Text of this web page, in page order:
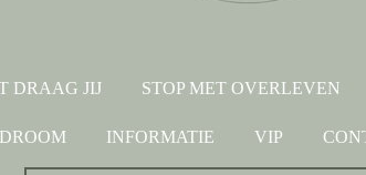
DRAAG JIJ STOP MET OVERLEVEN
INFORMATIE VIP